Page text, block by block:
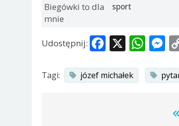
Biegówki to dla
mnie
sport
Udostępnij: Facebook
X
Tagi: józef michałek